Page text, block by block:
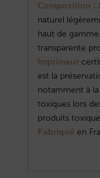
Composition :
naturel
haut de
transparente
Imprimeur
est la
notamment à
toxiques lors
produits
Fabriqué en